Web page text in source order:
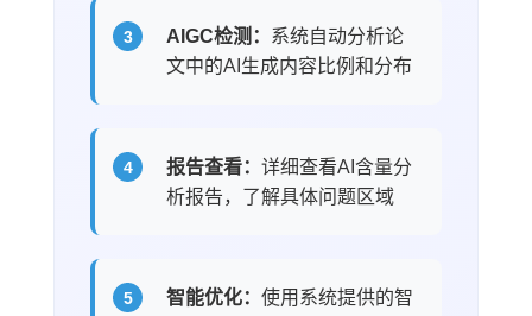
AIGC检测： 系统自动分析论
文中的AI生成内容比例和分布
报告查看： 详细查看AI含量分
析报告，了解具体问题区域
智能优化： 使用系统提供的智